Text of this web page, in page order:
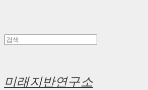
미래지반연구소